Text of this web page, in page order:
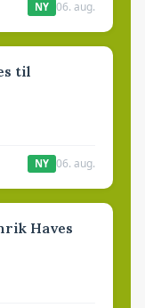
NY 06. aug.
til
NY 06. aug.
Haves